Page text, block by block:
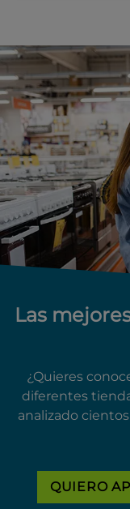
Las
¿Quieres
diferentes
analizado
QUIERO